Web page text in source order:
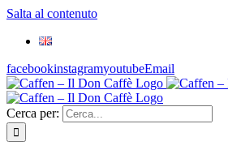
Salta al contenuto
facebookinstagramyoutubeEmail
Cerca per: